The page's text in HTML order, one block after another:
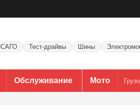
Тест-драйвы Шины
Обслуживание Мото